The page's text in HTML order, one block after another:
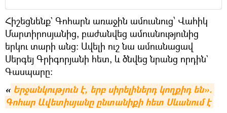
Հիշեցնենք` Գոհարն առաջին ամուսնուց՝ Վահիկ
Մարտիրոսյանից, բաժանվեց ամուսնությունից
երկու տարի անց։ Ավելի ուշ նա ամուսնացավ
Սերգեյ Գրիգորյանի հետ, և ծնվեց նրանց որդին`
Գասպարը։
« Երջանկություն է, երբ սիրելիներդ կողքիդ են».
Գոհար Ավետիսյանը ընտանիքի հետ Սևանում է